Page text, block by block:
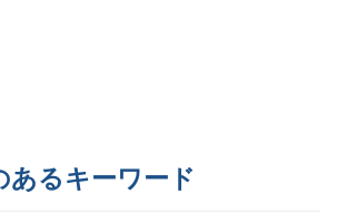
あるキーワード